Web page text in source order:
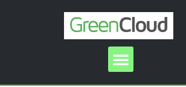
Menu